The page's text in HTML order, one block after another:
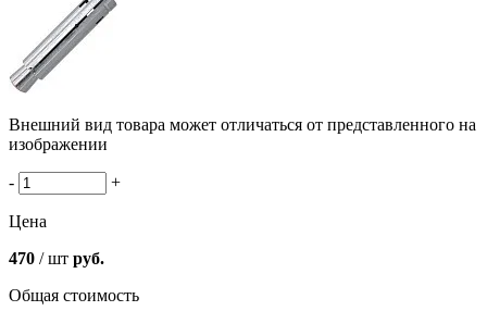
Внешний вид товара может отличаться от представленного на
изображении
- +
Цена
470 / шт руб.
Общая стоимость